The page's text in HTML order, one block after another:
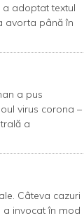
a adoptat textul
avorta până în
a pus
virus corona –
a
Câteva cazuri
a invocat în mod